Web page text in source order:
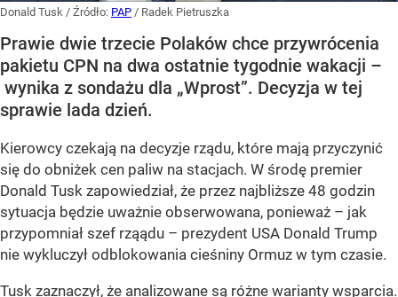
Donald Tusk / Źródło: PAP / Radek Pietruszka
Prawie dwie trzecie Polaków chce przywrócenia
pakietu CPN na dwa ostatnie tygodnie wakacji –
wynika z sondażu dla „Wprost”. Decyzja w tej
sprawie lada dzień.
Kierowcy czekają na decyzje rządu, które mają przyczynić
się do obniżek cen paliw na stacjach. W środę premier
Donald Tusk zapowiedział, że przez najbliższe 48 godzin
sytuacja będzie uważnie obserwowana, ponieważ – jak
przypomniał szef rząądu – prezydent USA Donald Trump
nie wykluczył odblokowania cieśniny Ormuz w tym czasie.
Tusk zaznaczył, że analizowane są różne warianty wsparcia.